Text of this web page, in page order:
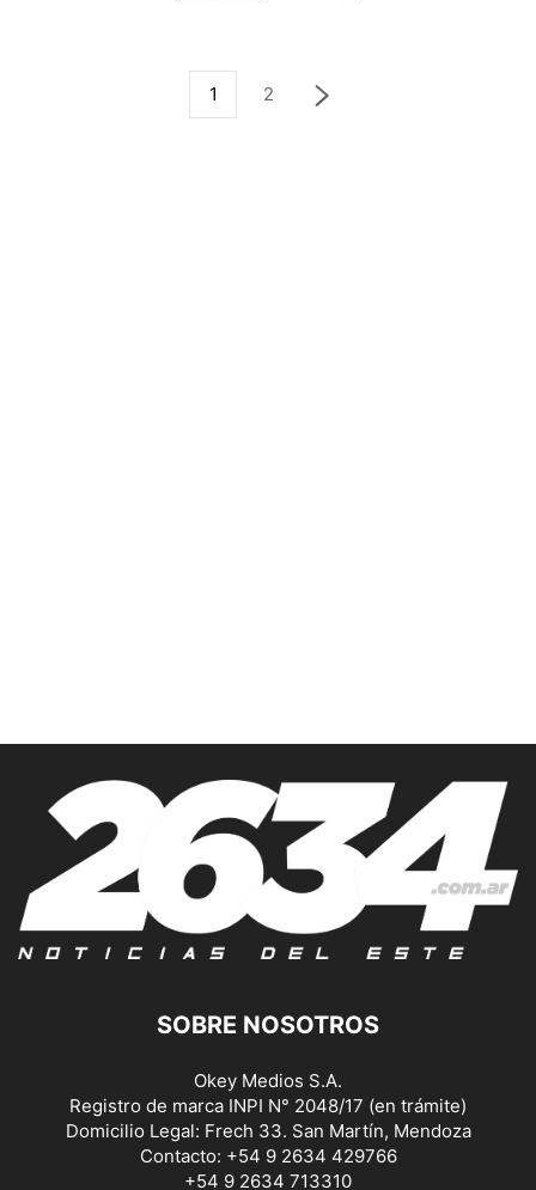
1 2
SOBRE NOSOTROS
Okey Medios S.A.
Registro de marca INPI N° 2048/17 (en trámite)
Domicilio Legal: Frech 33. San Martín, Mendoza
Contacto: +54 9 2634 429766
+54 9 2634 713310